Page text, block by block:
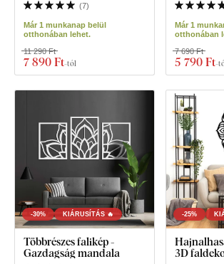
(7)
Már 1 munkanap belül
otthonában lehet.
7 890 Ft-tól
11 290 Ft
Már 1
otthonában
5 790 Ft-
7 690 Ft
-30% KIÁRUSÍTÁS 🔥
Többrészes falikép -
Gazdagság mandala
-25%
3D